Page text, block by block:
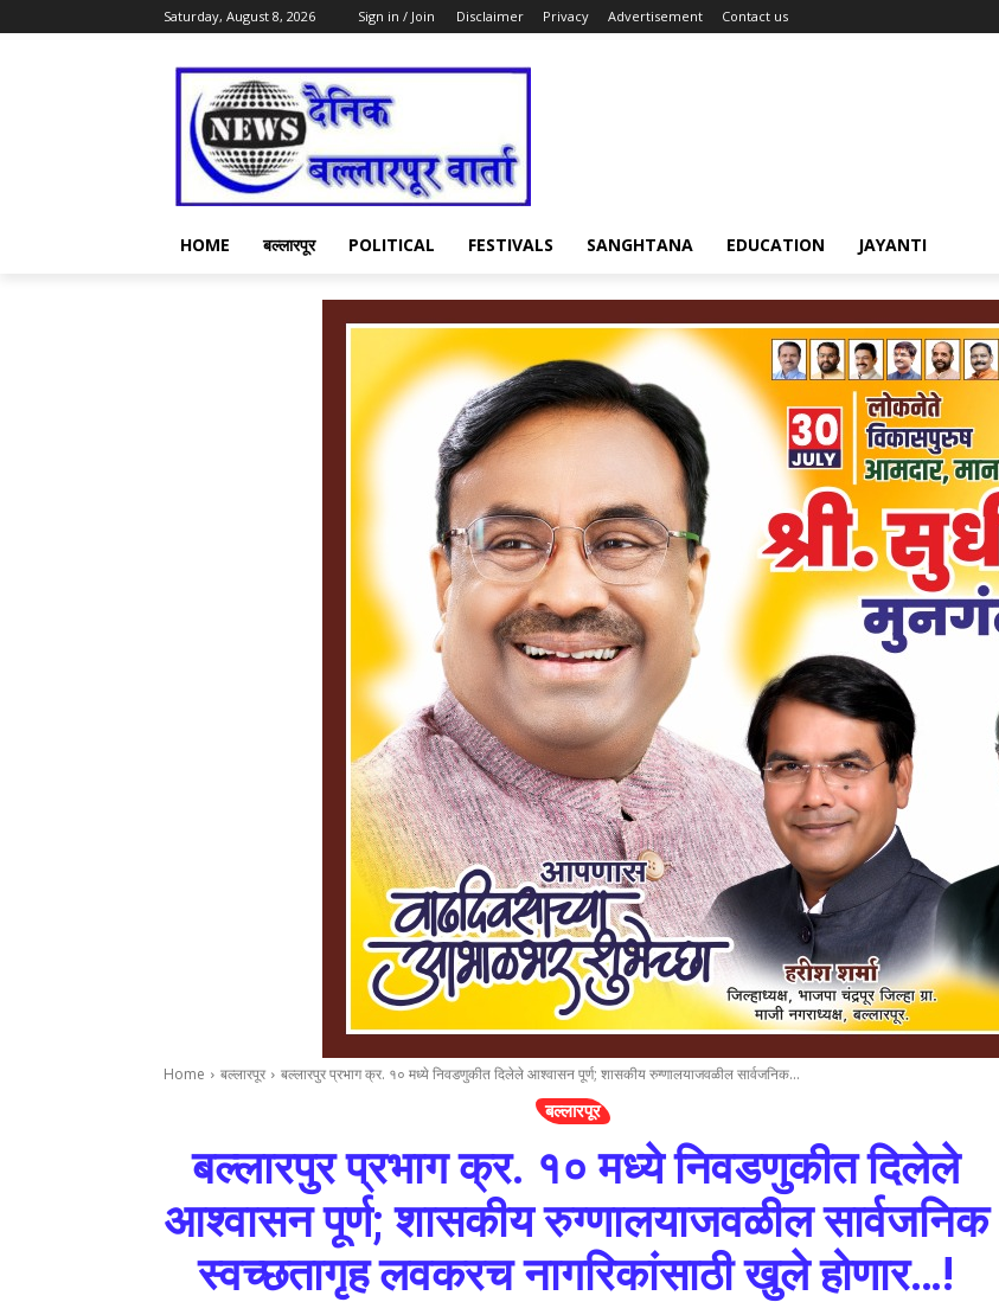
Saturday, August 8, 2026 Sign in / Join Disclaimer Privacy Advertisement Contact us
HOME बल्लारपूर POLITICAL FESTIVALS SANGHTANA EDUCATION JAYANTI
Home बल्लारपूर बल्लारपुर प्रभाग क्र. १० मध्ये निवडणुकीत दिलेले आश्वासन पूर्ण; शासकीय रुग्णालयाजवळील सार्वजनिक...
बल्लारपूर
बल्लारपुर प्रभाग क्र. १० मध्ये निवडणुकीत दिलेले
आश्वासन पूर्ण; शासकीय रुग्णालयाजवळील सार्वजनिक
स्वच्छतागृह लवकरच नागरिकांसाठी खुले होणार…!